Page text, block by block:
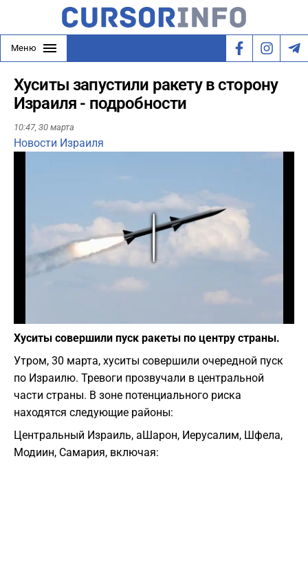
Меню
Хуситы запустили ракету в сторону
Израиля - подробности
10:47, 30 марта
Новости Израиля
Хуситы совершили пуск ракеты по центру страны.
Утром, 30 марта, хуситы совершили очередной пуск
по Израилю. Тревоги прозвучали в центральной
части страны. В зоне потенциального риска
находятся следующие районы:
Центральный Израиль, аШарон, Иерусалим, Шфела,
Модиин, Самария, включая: